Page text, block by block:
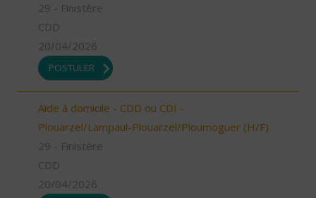
29 - Finistère
CDD
20/04/2026
POSTULER
Aide à domicile - CDD ou CDI -
Plouarzel/Lampaul-Plouarzel/Ploumoguer (H/F)
29 - Finistère
CDD
20/04/2026